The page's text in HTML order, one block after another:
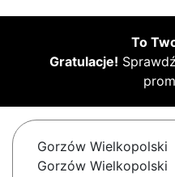
To
Gratulacje!
Gorzów Wielkopolski
Gorzów Wielkopolski